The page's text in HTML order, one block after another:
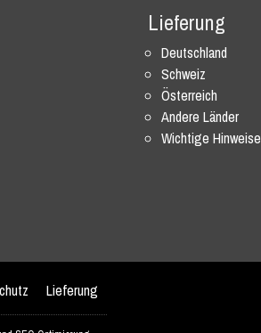
Lieferung
Deutschland
Schweiz
Österreich
Andere Länder
Wichtige Hinweise
Lieferung